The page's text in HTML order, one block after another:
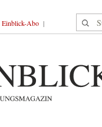
Einblick-Abo